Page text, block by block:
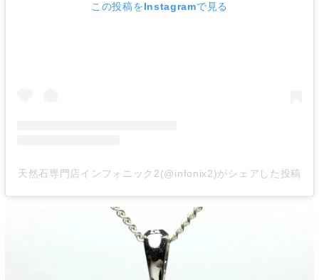
この投稿をInstagramで見る
天然石専門店インフォニック2(@infonix2)がシェアした投稿